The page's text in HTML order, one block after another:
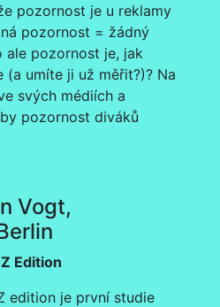
pozornost je u reklamy
pozornost = žádný
ale pozornost je, jak
(a umíte ji už měřit?)? Na
svých médiích a
pozornost diváků
Vogt,
Edition
edition je první studie